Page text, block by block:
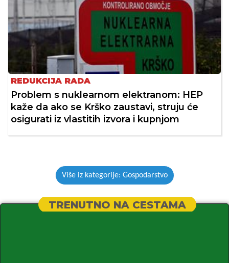
REDUKCIJA RADA
Problem s nuklearnom elektranom: HEP
kaže da ako se Krško zaustavi, struju će
osigurati iz vlastitih izvora i kupnjom
Više iz kategorije: Gospodarstvo
TRENUTNO NA CESTAMA